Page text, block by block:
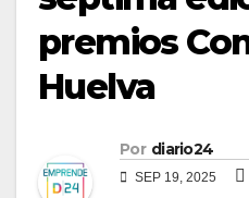
premios
Huelva
Por diario24
SEP 19, 2025